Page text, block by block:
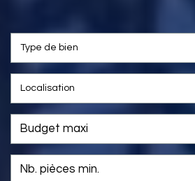
Type de bien
Localisation